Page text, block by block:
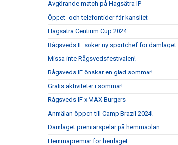
Avgörande match på Hagsätra IP
Öppet- och telefontider för kansliet
Hagsätra Centrum Cup 2024
Rågsveds IF söker ny sportchef för damlaget
Missa inte Rågsvedsfestivalen!
Rågsveds IF önskar en glad sommar!
Gratis aktiviteter i sommar!
Rågsveds IF x MAX Burgers
Anmälan öppen till Camp Brazil 2024!
Damlaget premiärspelar på hemmaplan
Hemmapremiär för herrlaget